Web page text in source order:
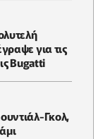
για τις
Bugatti
Γκολ,